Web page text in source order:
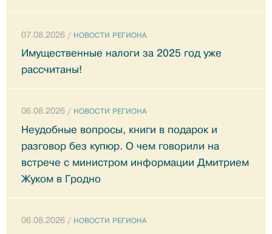
07.08.2026 / НОВОСТИ РЕГИОНА
Имущественные налоги за 2025 год уже
рассчитаны!
06.08.2026 / НОВОСТИ РЕГИОНА
Неудобные вопросы, книги в подарок и
разговор без купюр. О чем говорили на
встрече с министром информации Дмитрием
Жуком в Гродно
06.08.2026 / НОВОСТИ РЕГИОНА